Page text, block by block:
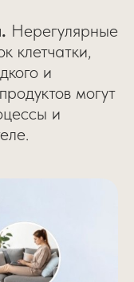
Нерегулярные
клетчатки,
и
могут
и